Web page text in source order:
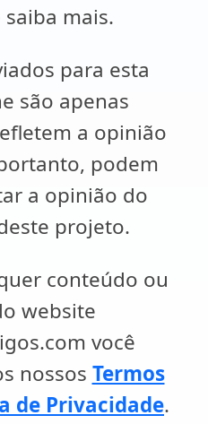
mais.
para esta
são apenas
a opinião
podem
a opinião do
projeto.
conteúdo ou
website
você
nossos Termos
de Privacidade.